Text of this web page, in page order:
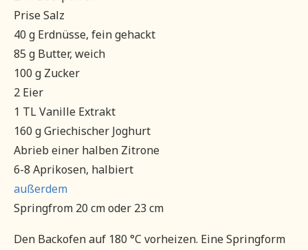
Prise Salz
40 g Erdnüsse, fein gehackt
85 g Butter, weich
100 g Zucker
2 Eier
1 TL Vanille Extrakt
160 g Griechischer Joghurt
Abrieb einer halben Zitrone
6-8 Aprikosen, halbiert
außerdem
Springfrom 20 cm oder 23 cm
Den Backofen auf 180 °C vorheizen. Eine Springform